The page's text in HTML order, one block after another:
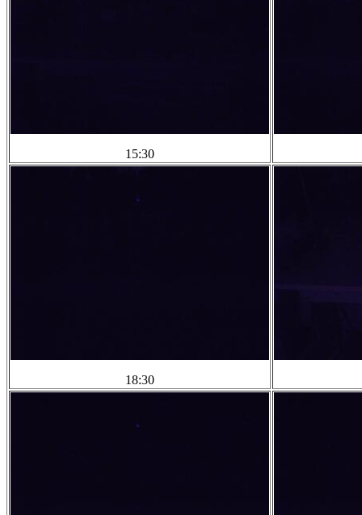
15:30
18:30